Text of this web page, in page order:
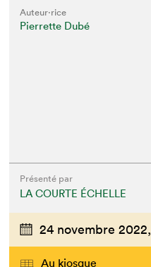
Auteur·rice
Pierrette Dubé
Présenté par
LA COURTE ÉCHELLE
24 novembre 2022,
Au kiosque